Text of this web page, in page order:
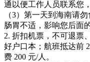
通以便工作人员联系您
（3）第一天到海南请
肠胃不适，影响您后面
2. 折扣机票，不可退票
好户口本；航班抵达前
费 200 元/人。